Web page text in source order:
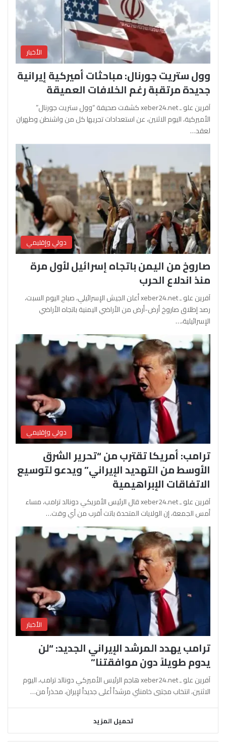
الأخبار
وول ستريت جورنال: مباحثات أميركية إيرانية
جديدة مرتقبة رغم الخلافات العميقة
آفرين علو ـ xeber24.net كشفت صحيفة “وول ستريت جورنال”
الأميركية، اليوم الاثنين، عن استعدادات تجريها كل من واشنطن وطهران
لعقد…
دولي وإقليمي
صاروخ من اليمن باتجاه إسرائيل لأول مرة
منذ اندلاع الحرب
آفرين علو ـ xeber24.net أعلن الجيش الإسرائيلي، صباح اليوم السبت،
رصد إطلاق صاروخ أرض-أرض من الأراضي اليمنية باتجاه الأراضي
الإسرائيلية،…
دولي وإقليمي
ترامب: أمريكا تقترب من “تحرير الشرق
الأوسط من التهديد الإيراني” ويدعو لتوسيع
الاتفاقات الإبراهيمية
آفرين علو ـ xeber24.net قال الرئيس الأمريكي دونالد ترامب، مساء
أمس الجمعة، إن الولايات المتحدة باتت أقرب من أي وقت…
الأخبار
ترامب يهدد المرشد الإيراني الجديد: “لن
يدوم طويلاً دون موافقتنا”
آفرين علو ـ xeber24.net هاجم الرئيس الأميركي دونالد ترامب، اليوم
الاثنين، انتخاب مجتبى خامنئي مرشداً أعلى جديداً لإيران، محذراً من…
تحميل المزيد